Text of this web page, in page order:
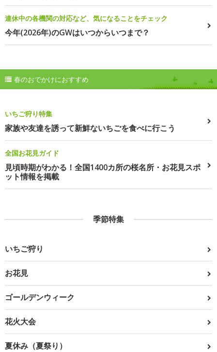
連休中の各機関の対応など、気になることをチェック
今年(2026年)のGWはいつからいつまで？
春のおでかけにおすすめ
いちご狩り特集
家族や友達を誘って新鮮ないちごを食べに行こう
全国お花見ガイド
見頃時期がわかる！全国1400カ所の桜名所・お花見スポ
ット情報を掲載
季節特集
いちご狩り
お花見
ゴールデンウィーク
花火大会
夏休み（夏祭り）